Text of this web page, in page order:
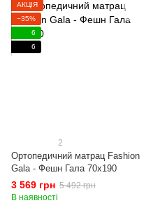
АКЦІЯ
−35%
6
6
2
Ортопедичний матрац Fashion
Gala - Фешн Гала 70x190
3 569 грн 5 492 грн
В наявності